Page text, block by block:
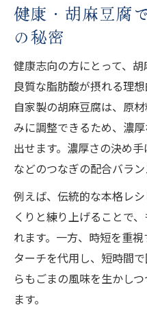
健康・胡麻豆腐
の秘密
健康志向の方にとって、
良質な脂肪酸が摂れる理
自家製の胡麻豆腐は、原
みに調整できるため、濃
出せます。濃厚さの決め
などのつなぎの配合バラン
例えば、伝統的な本格レ
くりと練り上げることで
れます。一方、時短を重
ターチを代用し、短時間
らもごまの風味を生かし
ます。